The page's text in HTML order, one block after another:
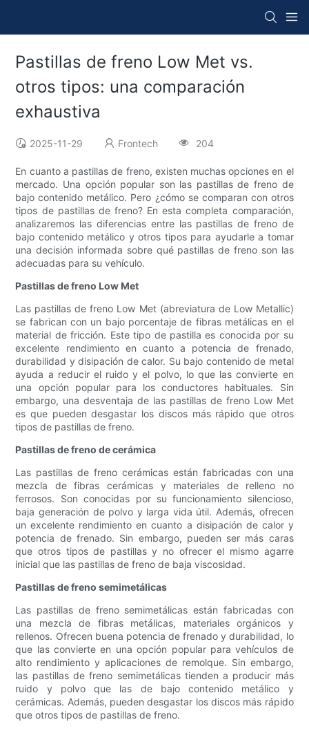
Pastillas de freno Low Met vs.
otros tipos: una comparación
exhaustiva
2025-11-29 Frontech 204
En cuanto a pastillas de freno, existen muchas opciones en el
mercado. Una opción popular son las pastillas de freno de
bajo contenido metálico. Pero ¿cómo se comparan con otros
tipos de pastillas de freno? En esta completa comparación,
analizaremos las diferencias entre las pastillas de freno de
bajo contenido metálico y otros tipos para ayudarle a tomar
una decisión informada sobre qué pastillas de freno son las
adecuadas para su vehículo.
Pastillas de freno Low Met
Las pastillas de freno Low Met (abreviatura de Low Metallic)
se fabrican con un bajo porcentaje de fibras metálicas en el
material de fricción. Este tipo de pastilla es conocida por su
excelente rendimiento en cuanto a potencia de frenado,
durabilidad y disipación de calor. Su bajo contenido de metal
ayuda a reducir el ruido y el polvo, lo que las convierte en
una opción popular para los conductores habituales. Sin
embargo, una desventaja de las pastillas de freno Low Met
es que pueden desgastar los discos más rápido que otros
tipos de pastillas de freno.
Pastillas de freno de cerámica
Las pastillas de freno cerámicas están fabricadas con una
mezcla de fibras cerámicas y materiales de relleno no
ferrosos. Son conocidas por su funcionamiento silencioso,
baja generación de polvo y larga vida útil. Además, ofrecen
un excelente rendimiento en cuanto a disipación de calor y
potencia de frenado. Sin embargo, pueden ser más caras
que otros tipos de pastillas y no ofrecer el mismo agarre
inicial que las pastillas de freno de baja viscosidad.
Pastillas de freno semimetálicas
Las pastillas de freno semimetálicas están fabricadas con
una mezcla de fibras metálicas, materiales orgánicos y
rellenos. Ofrecen buena potencia de frenado y durabilidad, lo
que las convierte en una opción popular para vehículos de
alto rendimiento y aplicaciones de remolque. Sin embargo,
las pastillas de freno semimetálicas tienden a producir más
ruido y polvo que las de bajo contenido metálico y
cerámicas. Además, pueden desgastar los discos más rápido
que otros tipos de pastillas de freno.